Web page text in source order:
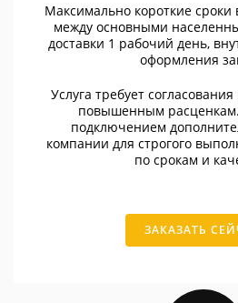
Максимально короткие сроки
между основными
доставки 1 рабочий день,
оформления
Услуга требует
повышенным расценкам.
подключением
компании для строгого
по срокам и
ЗАКАЗАТЬ